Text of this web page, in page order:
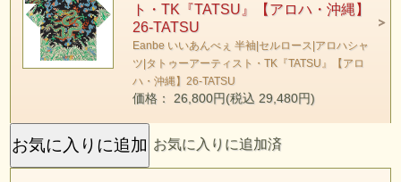
ト・TK『TATSU』【アロハ・沖縄】
26-TATSU
Eanbe いいあんべぇ 半袖|セルロース|アロハシャ
ツ|タトゥーアーティスト・TK『TATSU』【アロ
ハ・沖縄】26-TATSU
価格： 26,800円(税込 29,480円)
お気に入りに追加済